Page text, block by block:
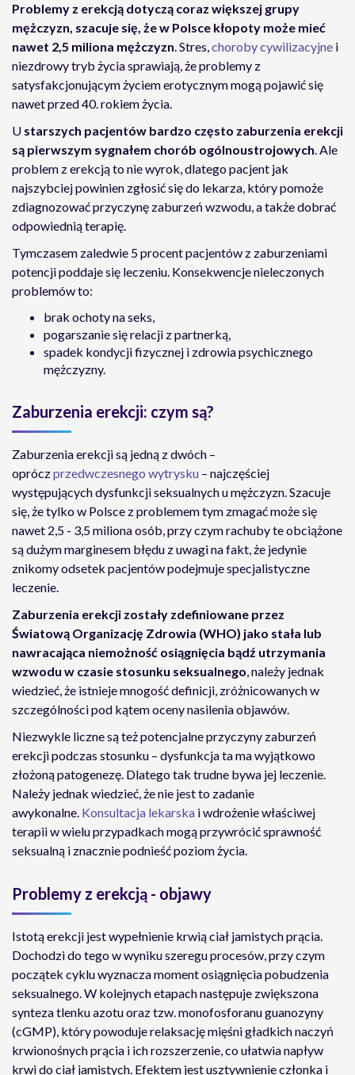
Problemy z erekcją dotyczą coraz większej grupy
mężczyzn, szacuje się, że w Polsce kłopoty może mieć
nawet 2,5 miliona mężczyzn. Stres,choroby cywilizacyjne i
niezdrowy tryb życia sprawiają, że problemy z
satysfakcjonującym życiem erotycznym mogą pojawić się
nawet przed 40. rokiem życia.
U starszych pacjentów bardzo często zaburzenia erekcji
są pierwszym sygnałem chorób ogólnoustrojowych. Ale
problem z erekcją to nie wyrok, dlatego pacjent jak
najszybciej powinien zgłosić się do lekarza, który pomoże
zdiagnozować przyczynę zaburzeń wzwodu, a także dobrać
odpowiednią terapię.
Tymczasem zaledwie 5 procent pacjentów z zaburzeniami
potencji poddaje się leczeniu. Konsekwencje nieleczonych
problemów to:
brak ochoty na seks,
pogarszanie się relacji z partnerką,
spadek kondycji fizycznej i zdrowia psychicznego
mężczyzny.
Zaburzenia erekcji: czym są?
Zaburzenia erekcji są jedną z dwóch –
opróczprzedwczesnego wytrysku – najczęściej
występujących dysfunkcji seksualnych u mężczyzn. Szacuje
się, że tylko w Polsce z problemem tym zmagać może się
nawet 2,5 - 3,5 miliona osób, przy czym rachuby te obciążone
są dużym marginesem błędu z uwagi na fakt, że jedynie
znikomy odsetek pacjentów podejmuje specjalistyczne
leczenie.
Zaburzenia erekcji zostały zdefiniowane przez
Światową Organizację Zdrowia (WHO) jako stała lub
nawracająca niemożność osiągnięcia bądź utrzymania
wzwodu w czasie stosunku seksualnego, należy jednak
wiedzieć, że istnieje mnogość definicji, zróżnicowanych w
szczególności pod kątem oceny nasilenia objawów.
Niezwykle liczne są też potencjalne przyczyny zaburzeń
erekcji podczas stosunku – dysfunkcja ta ma wyjątkowo
złożoną patogenezę. Dlatego tak trudne bywa jej leczenie.
Należy jednak wiedzieć, że nie jest to zadanie
awykonalne. Konsultacja lekarska i wdrożenie właściwej
terapii w wielu przypadkach mogą przywrócić sprawność
seksualną i znacznie podnieść poziom życia.
Problemy z erekcją - objawy
Istotą erekcji jest wypełnienie krwią ciał jamistych prącia.
Dochodzi do tego w wyniku szeregu procesów, przy czym
początek cyklu wyznacza moment osiągnięcia pobudzenia
seksualnego. W kolejnych etapach następuje zwiększona
synteza tlenku azotu oraz tzw. monofosforanu guanozyny
(cGMP), który powoduje relaksację mięśni gładkich naczyń
krwionośnych prącia i ich rozszerzenie, co ułatwia napływ
krwi do ciał jamistych. Efektem jest usztywnienie członka i